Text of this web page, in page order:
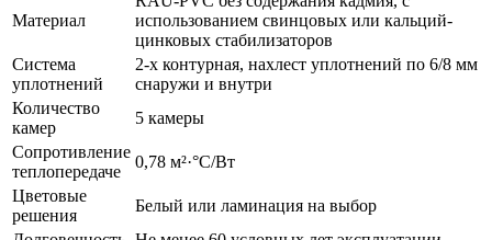
Материал
использованием свинцовых или кальций-
цинковых стабилизаторов
Система
уплотнений
2-х контурная, нахлест уплотнений по 6/8 мм
снаружи и внутри
Количество
камер
5 камеры
Сопротивление
теплопередаче
0,78 м²·°С/Вт
Цветовые
решения
Белый или ламинация на выбор